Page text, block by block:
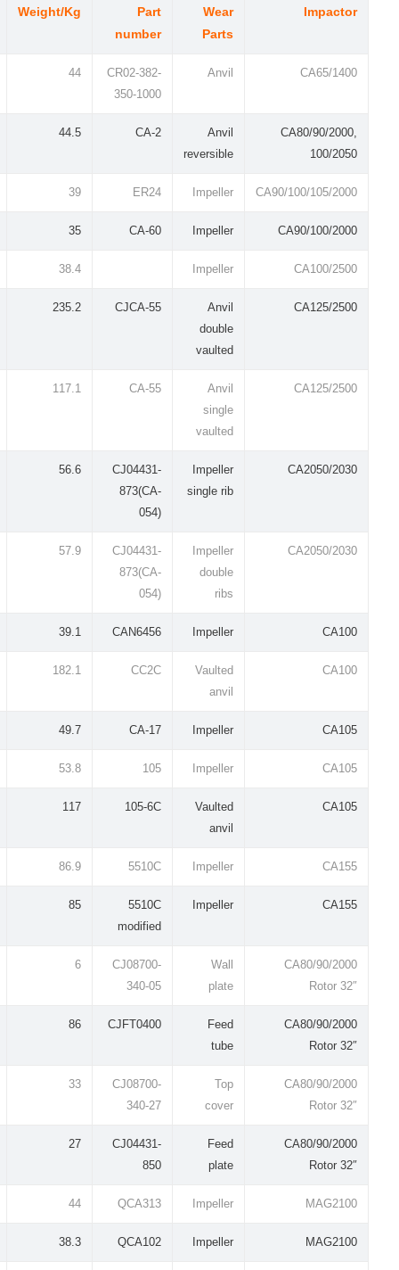
Impactor
Wear
Parts
Part
number
Weight/Kg
CA65/1400
Anvil
CR02-382-
350-1000
44
CA80/90/2000,
100/2050
Anvil
reversible
CA-2
44.5
CA90/100/105/2000
Impeller
ER24
39
CA90/100/2000
Impeller
CA-60
35
CA100/2500
Impeller
38.4
CA125/2500
Anvil
double
vaulted
CJCA-55
235.2
CA125/2500
Anvil
single
vaulted
CA-55
117.1
CA2050/2030
Impeller
single rib
CJ04431-
873(CA-
054)
56.6
CA2050/2030
Impeller
double
ribs
CJ04431-
873(CA-
054)
57.9
CA100
Impeller
CAN6456
39.1
CA100
Vaulted
anvil
CC2C
182.1
CA105
Impeller
CA-17
49.7
CA105
Impeller
105
53.8
CA105
Vaulted
anvil
105-6C
117
CA155
Impeller
5510C
86.9
CA155
Impeller
5510C
modified
85
CA80/90/2000
Rotor 32″
Wall
plate
CJ08700-
340-05
6
CA80/90/2000
Rotor 32″
Feed
tube
CJFT0400
86
CA80/90/2000
Rotor 32″
Top
cover
CJ08700-
340-27
33
CA80/90/2000
Rotor 32″
Feed
plate
CJ04431-
850
27
MAG2100
Impeller
QCA313
44
MAG2100
Impeller
QCA102
38.3